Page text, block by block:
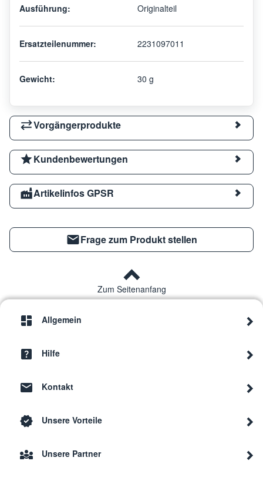
Ausführung:
Originalteil
Ersatzteilenummer: 2231097011
Gewicht: 30 g
Vorgängerprodukte
Kundenbewertungen
Artikelinfos GPSR
Frage zum Produkt stellen
Zum Seitenanfang
Allgemein
Hilfe
Kontakt
Unsere Vorteile
Unsere Partner